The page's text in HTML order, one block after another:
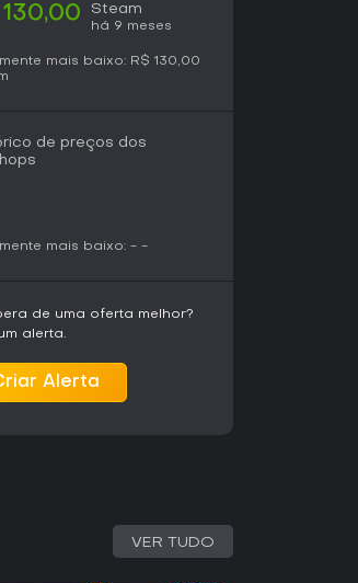
130,00 Steam
há 9 meses
mais baixo: R$ 130,00
de preços dos
mais baixo: - -
de uma oferta melhor?
alerta.
Alerta
VER TUDO